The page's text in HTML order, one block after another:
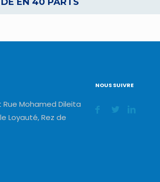
Mohamed Dileita
Loyauté, Rez de
NOUS SUIVRE